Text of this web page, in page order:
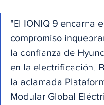
"El IONIQ 9 encarna el
compromiso
la confianza de
en la electrificación.
la aclamada
Modular Global